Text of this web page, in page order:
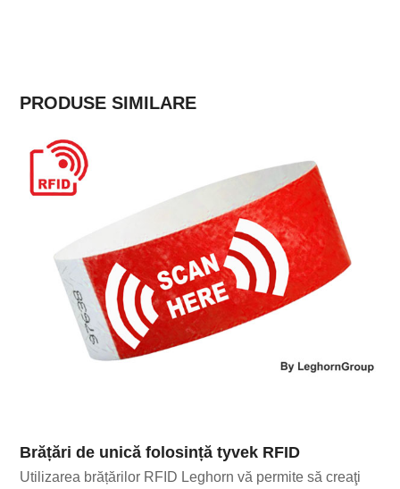
PRODUSE SIMILARE
Brățări de unică folosință tyvek RFID
Utilizarea brățărilor RFID Leghorn vă permite să creaţi